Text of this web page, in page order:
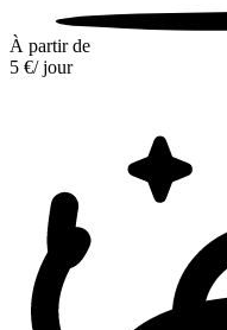
À partir de
5 €/ jour